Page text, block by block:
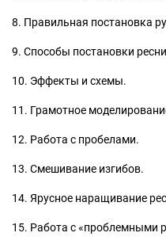
8. Правильная постановка
9. Способы постановки
10. Эффекты и схемы.
11. Грамотное
12. Работа с пробелами.
13. Смешивание изгибов.
14. Ярусное наращивание
15. Работа с «проблемными